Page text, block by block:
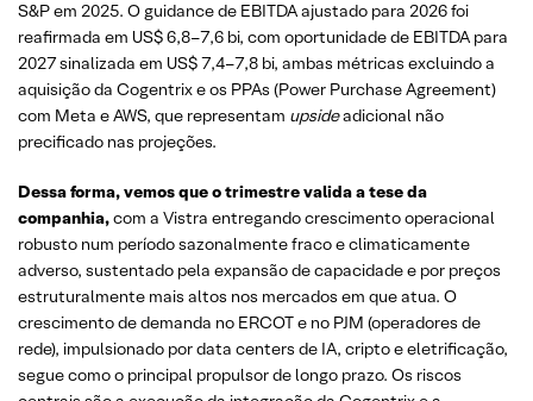
S&P em 2025. O guidance de EBITDA ajustado para 2026 foi
reafirmada em US$ 6,8–7,6 bi, com oportunidade de EBITDA para
2027 sinalizada em US$ 7,4–7,8 bi, ambas métricas excluindo a
aquisição da Cogentrix e os PPAs (Power Purchase Agreement)
com Meta e AWS, que representam upsideadicional não
precificado nas projeções.
Dessa forma, vemos que o trimestre valida a tese da
companhia,com a Vistra entregando crescimento operacional
robusto num período sazonalmente fraco e climaticamente
adverso, sustentado pela expansão de capacidade e por preços
estruturalmente mais altos nos mercados em que atua. O
crescimento de demanda no ERCOT e no PJM (operadores de
rede), impulsionado por data centers de IA, cripto e eletrificação,
segue como o principal propulsor de longo prazo. Os riscos